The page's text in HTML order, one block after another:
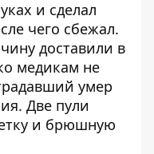
и сделал
чего сбежал.
доставили в
медикам не
умер
Две пули
и брюшную